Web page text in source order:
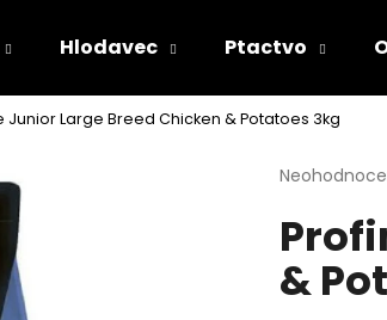
Hlodavec Ptactvo
Junior Large Breed Chicken & Potatoes 3kg
Průměrné
produktu
je
0,0
z
&
Co potřebujete najít?